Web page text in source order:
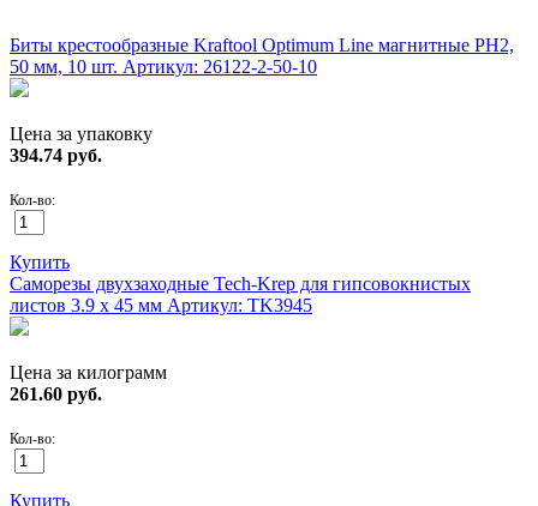
Биты крестообразные Kraftool Optimum Line магнитные PH2,
50 мм, 10 шт. Артикул: 26122-2-50-10
Цена за упаковку
394.74 руб.
Кол-во:
Купить
Саморезы двухзаходные Tech-Krep для гипсовокнистых
листов 3.9 х 45 мм Артикул: TK3945
Цена за килограмм
261.60 руб.
Кол-во:
Купить